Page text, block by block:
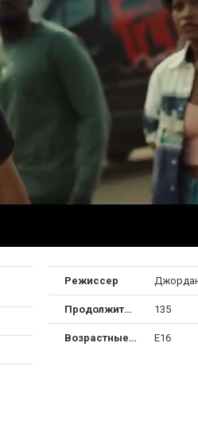
Режиссер
Продолжительность 135
Возрастные ограничения Е16